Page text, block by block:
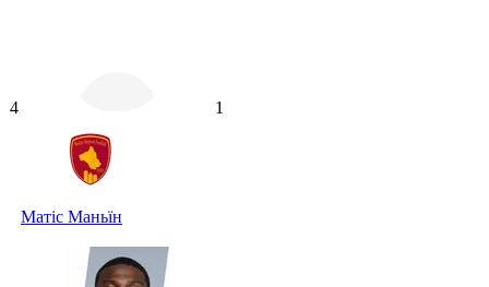
4
Матіс Маньїн
1